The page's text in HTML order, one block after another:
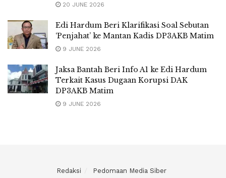
20 JUNE 2026
Edi Hardum Beri Klarifikasi Soal Sebutan
‘Penjahat’ ke Mantan Kadis DP3AKB Matim
9 JUNE 2026
Jaksa Bantah Beri Info A1 ke Edi Hardum
Terkait Kasus Dugaan Korupsi DAK
DP3AKB Matim
9 JUNE 2026
Redaksi Pedomaan Media Siber